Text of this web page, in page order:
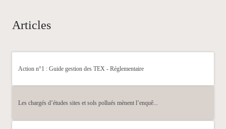
Articles
Action n°1 : Guide gestion des TEX - Réglementaire
Les chargés d’études sites et sols pollués mènent l’enquê...